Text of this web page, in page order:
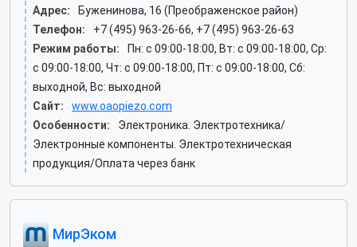
Адрес:
Буженинова, 16 (Преображенское район)
Телефон:
+7 (495) 963-26-66, +7 (495) 963-26-63
Режим работы:
Пн: c 09:00-18:00, Вт: c 09:00-18:00, Ср:
c 09:00-18:00, Чт: c 09:00-18:00, Пт: c 09:00-18:00, Сб:
выходной, Вс: выходной
Сайт:
www.oaopiezo.com
Особенности:
Электроника. Электротехника/
Электронные компоненты. Электротехническая
продукция/Оплата через банк
МирЭком